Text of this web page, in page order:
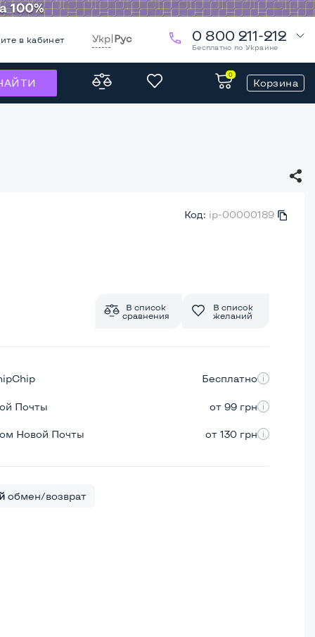
в кабинет Укр|Рус 0 800 211-212
Бесплатно по Украине
0
Корзина
Код: ip-00000189
В список
сравнения
В список
желаний
Бесплатно
Почты от 99 грн
Новой Почты от 130 грн
обмен/возврат